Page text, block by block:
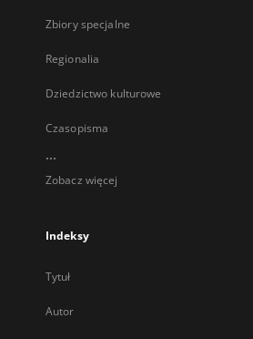
Zbiory specjalne
Regionalia
Dziedzictwo kulturowe
Czasopisma
...
Zobacz więcej
Indeksy
Tytuł
Autor